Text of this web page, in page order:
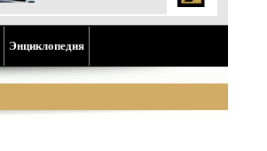
Энциклопедия